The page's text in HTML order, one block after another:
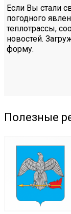
Если Вы стали
погодного
теплотрассы,
новостей.
форму.
Полезные